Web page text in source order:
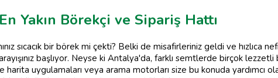
Yakın Börekçi ve Sipariş Hattı
sıcacık bir börek mi çekti? Belki de misafirleriniz geldi ve
başlıyor. Neyse ki Antalya'da, farklı semtlerde birçok lezzetli
harita uygulamaları veya arama motorları size bu konuda yardımcı